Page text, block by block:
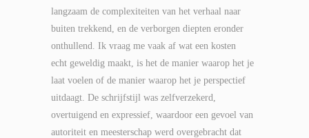
langzaam de complexiteiten van het verhaal naar
buiten trekkend, en de verborgen diepten eronder
onthullend. Ik vraag me vaak af wat een kosten
echt geweldig maakt, is het de manier waarop het je
laat voelen of de manier waarop het je perspectief
uitdaagt. De schrijfstijl was zelfverzekerd,
overtuigend en expressief, waardoor een gevoel van
autoriteit en meesterschap werd overgebracht dat